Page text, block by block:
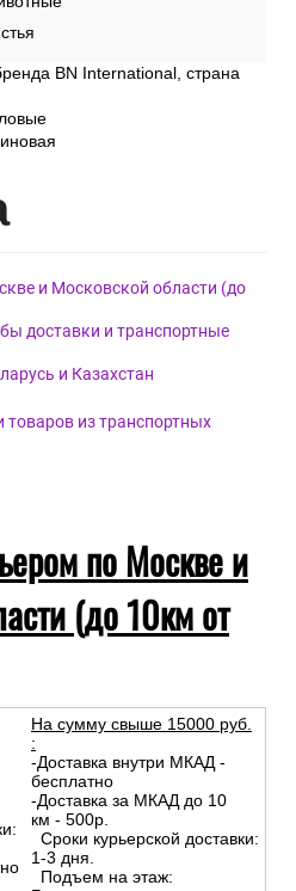
BN International, страна
и Московской области (до
доставки и транспортные
и Казахстан
товаров из транспортных
по Москве и
(до 10км от
На сумму свыше 15000 руб.
:
-Доставка внутри МКАД -
бесплатно
-Доставка за МКАД до 10
км - 500р.
Сроки курьерской доставки:
1-3 дня.
Подъем на этаж: